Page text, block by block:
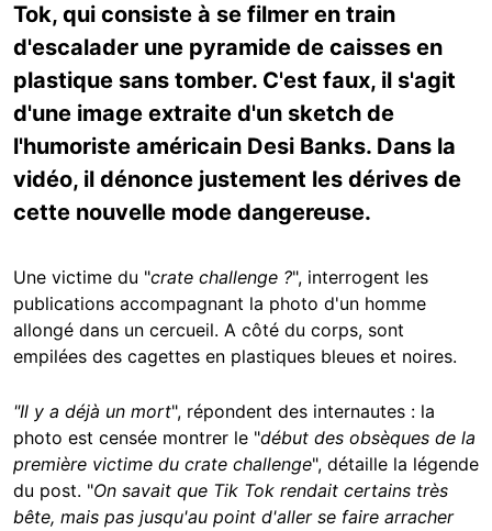
Tok, qui consiste à se filmer en train
d'escalader une pyramide de caisses en
plastique sans tomber. C'est faux, il s'agit
d'une image extraite d'un sketch de
l'humoriste américain Desi Banks. Dans la
vidéo, il dénonce justement les dérives de
cette nouvelle mode dangereuse.
Une victime du "crate challenge ?", interrogent les
publications accompagnant la photo d'un homme
allongé dans un cercueil. A côté du corps, sont
empilées des cagettes en plastiques bleues et noires.
"Il y a déjà un mort", répondent des internautes : la
photo est censée montrer le "début des obsèques de la
première victime du crate challenge", détaille la légende
du post. "On savait que Tik Tok rendait certains très
bête, mais pas jusqu'au point d'aller se faire arracher